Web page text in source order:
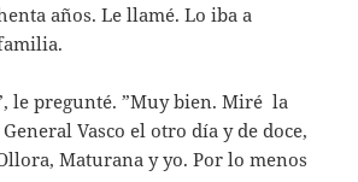
años. Le llamé. Lo iba a
le pregunté. ”Muy bien. Miré la
Vasco el otro día y de doce,
Maturana y yo. Por lo menos